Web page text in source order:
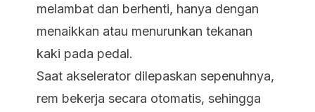
melambat dan berhenti, hanya dengan
menaikkan atau menurunkan tekanan
kaki pada pedal.
Saat akselerator dilepaskan sepenuhnya,
rem bekerja secara otomatis, sehingga